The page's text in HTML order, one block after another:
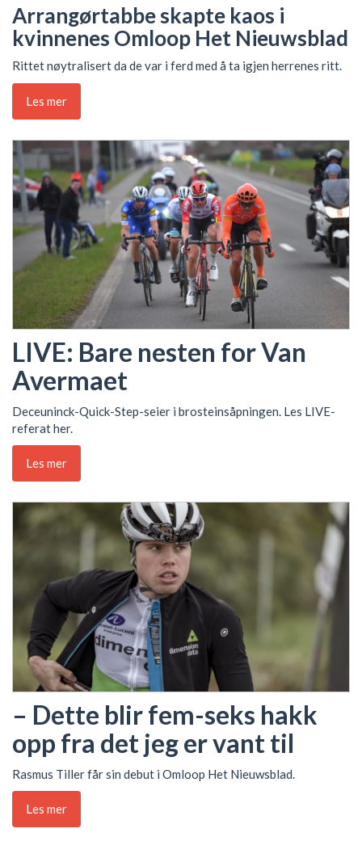
Arrangørtabbe skapte kaos i
kvinnenes Omloop Het Nieuwsblad
Rittet nøytralisert da de var i ferd med å ta igjen herrenes ritt.
Les mer
LIVE: Bare nesten for Van
Avermaet
Deceuninck-Quick-Step-seier i brosteinsåpningen. Les LIVE-
referat her.
Les mer
– Dette blir fem-seks hakk
opp fra det jeg er vant til
Rasmus Tiller får sin debut i Omloop Het Nieuwsblad.
Les mer